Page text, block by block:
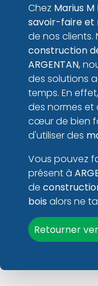
Chez Marius M
savoir-faire et
de nos clients.
construction
ARGENTAN,
des solutions
temps. En
des normes et
cœur de bien
d'utiliser des
Vous pouvez
présent à
de
boisalors ne
Retourner